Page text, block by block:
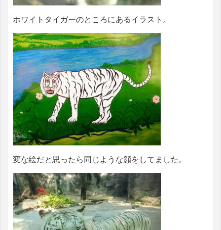
ホワイトタイガーのところにあるイラスト。
変な絵だと思ったら同じような顔をしてました。